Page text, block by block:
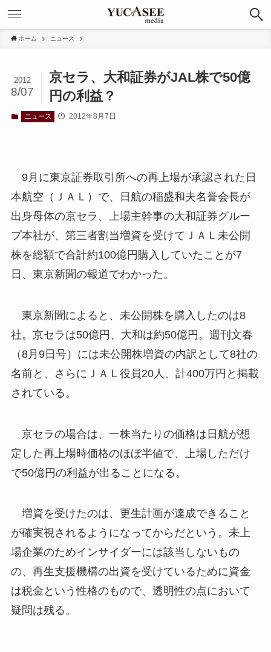
ホーム ニュース
京セラ、大和証券がJAL株で50億
円の利益？
2012
8/07
ニュース 2012年8月7日
9月に東京証券取引所への再上場が承認された日
本航空（ＪＡＬ）で、日航の稲盛和夫名誉会長が
出身母体の京セラ、上場主幹事の大和証券グルー
プ本社が、第三者割当増資を受けてＪＡＬ未公開
株を総額で合計約100億円購入していたことが7
日、東京新聞の報道でわかった。
東京新聞によると、未公開株を購入したのは8
社。京セラは50億円、大和は約50億円。週刊文春
（8月9日号）には未公開株増資の内訳として8社の
名前と、さらにＪＡＬ役員20人、計400万円と掲載
されている。
京セラの場合は、一株当たりの価格は日航が想
定した再上場時価格のほぼ半値で、上場しただけ
で50億円の利益が出ることになる。
増資を受けたのは、更生計画が達成できること
が確実視されるようになってからだという。未上
場企業のためインサイダーには該当しないもの
の、再生支援機構の出資を受けているために資金
は税金という性格のもので、透明性の点において
疑問は残る。